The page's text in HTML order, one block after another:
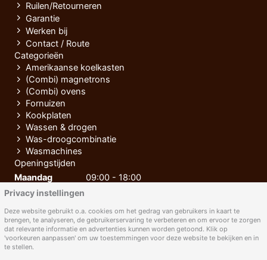
Ruilen/Retourneren
Garantie
Werken bij
Contact / Route
Categorieën
Amerikaanse koelkasten
(Combi) magnetrons
(Combi) ovens
Fornuizen
Kookplaten
Wassen & drogen
Was-droogcombinatie
Wasmachines
Openingstijden
Maandag
09:00 - 18:00
Dinsdag
Woensdag
09:00 - 18:00
Donderdag
09:00 - 18:00
Vrijdag
09:00 - 18:00
Privacy instellingen
Deze website gebruikt o.a. cookies om het gedrag van gebruikers in kaart te
brengen, te analyseren, de gebruikerservaring te verbeteren en om ervoor te zorgen
dat relevante informatie en advertenties kunnen worden getoond. Klik op
'voorkeuren aanpassen' om uw toestemmingen voor deze website te bekijken en in
te stellen.